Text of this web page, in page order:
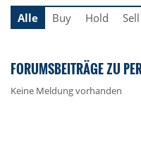
Alle Buy Hold Sell
FORUMSBEITRÄGE ZU
Keine Meldung vorhanden